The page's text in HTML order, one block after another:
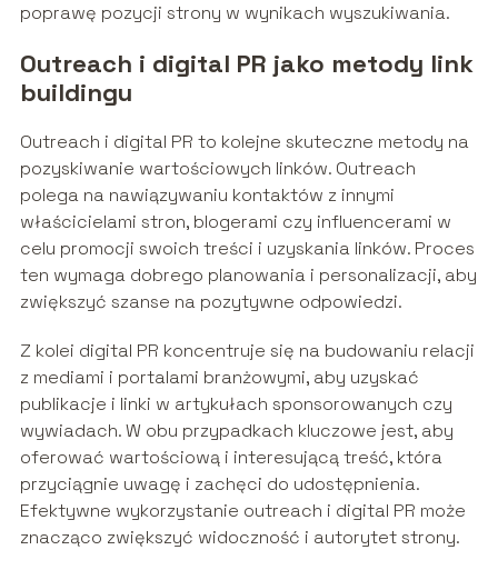
poprawę pozycji strony w wynikach wyszukiwania.
Outreach i digital PR jako metody link
buildingu
Outreach i digital PR to kolejne skuteczne metody na
pozyskiwanie wartościowych linków. Outreach
polega na nawiązywaniu kontaktów z innymi
właścicielami stron, blogerami czy influencerami w
celu promocji swoich treści i uzyskania linków. Proces
ten wymaga dobrego planowania i personalizacji, aby
zwiększyć szanse na pozytywne odpowiedzi.
Z kolei digital PR koncentruje się na budowaniu relacji
z mediami i portalami branżowymi, aby uzyskać
publikacje i linki w artykułach sponsorowanych czy
wywiadach. W obu przypadkach kluczowe jest, aby
oferować wartościową i interesującą treść, która
przyciągnie uwagę i zachęci do udostępnienia.
Efektywne wykorzystanie outreach i digital PR może
znacząco zwiększyć widoczność i autorytet strony.